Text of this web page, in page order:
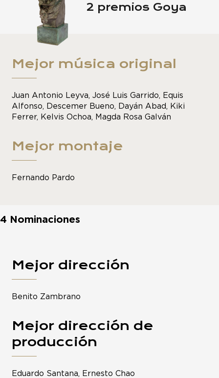
2 premios Goya
Mejor música original
Juan Antonio Leyva, José Luis Garrido, Equis
Alfonso, Descemer Bueno, Dayán Abad, Kiki
Ferrer, Kelvis Ochoa, Magda Rosa Galván
Mejor montaje
Fernando Pardo
4 Nominaciones
Mejor dirección
Benito Zambrano
Mejor dirección de
producción
Eduardo Santana, Ernesto Chao